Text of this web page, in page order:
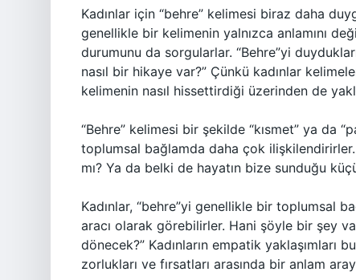
Kadınlar için “behre” kelimesi biraz daha
genellikle bir kelimenin yalnızca anlamını
durumunu da sorgularlar. “Behre”yi
nasıl bir hikaye var?” Çünkü kadınlar
kelimenin nasıl hissettirdiği üzerinden de
“Behre” kelimesi bir şekilde “kısmet” ya da
toplumsal bağlamda daha çok
mı? Ya da belki de hayatın bize sunduğu
Kadınlar, “behre”yi genellikle bir toplumsal
aracı olarak görebilirler. Hani şöyle bir şey
dönecek?” Kadınların empatik yaklaşımları
zorlukları ve fırsatları arasında bir anlam